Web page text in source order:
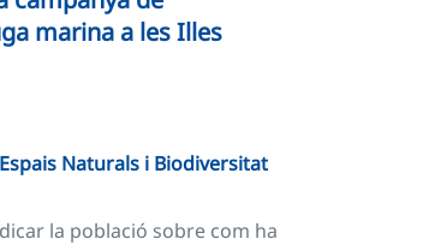
marina a les Illes
Naturals i Biodiversitat
la població sobre com ha